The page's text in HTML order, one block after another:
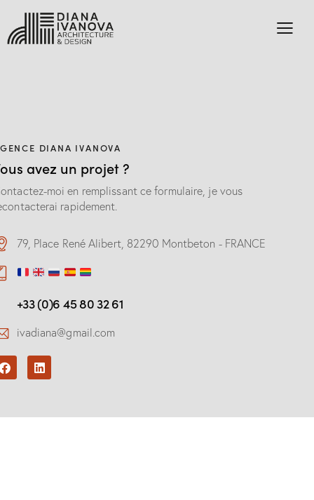
DIANA IVANOVA
avez un projet ?
moi en remplissant ce formulaire, je vous
rapidement.
79, Place René Alibert, 82290 Montbeton - FRANCE
+33 (0)6 45 80 32 61
ivadiana@gmail.com